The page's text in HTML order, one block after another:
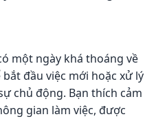
một ngày khá thoáng về
đầu việc mới hoặc xử lý
chủ động. Bạn thích cảm
gian làm việc, được